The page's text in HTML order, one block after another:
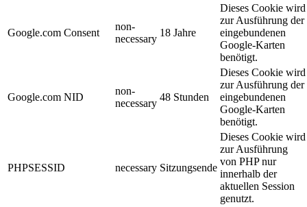
Google.com Consent
non-
necessary
18 Jahre
Dieses Cookie wird
zur Ausführung der
eingebundenen
Google-Karten
benötigt.
Google.com NID
non-
necessary
48 Stunden
Dieses Cookie wird
zur Ausführung der
eingebundenen
Google-Karten
benötigt.
PHPSESSID necessary Sitzungsende
Dieses Cookie wird
zur Ausführung
von PHP nur
innerhalb der
aktuellen Session
genutzt.